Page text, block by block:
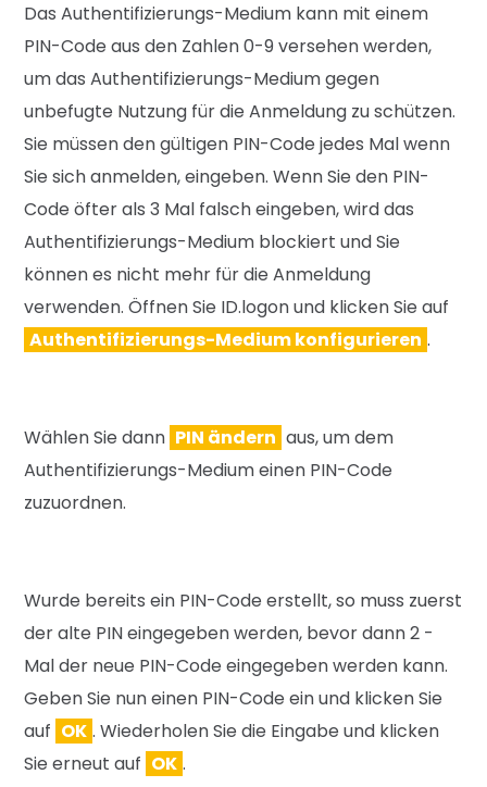
Das Authentifizierungs-Medium kann mit einem
PIN-Code aus den Zahlen 0-9versehen werden,
um das Authentifizierungs-Medium gegen
unbefugte Nutzung für die Anmeldung zu schützen.
Sie müssen den gültigen PIN-Code jedes Mal wenn
Sie sich anmelden, eingeben. Wenn Sieden PIN-
Code öfter als 3 Mal falsch eingeben, wird das
Authentifizierungs-Medium blockiert und Sie
können es nicht mehr fürdie Anmeldung
verwenden.Öffnen Sie ID.logon und klicken Sie auf
Authentifizierungs-Medium konfigurieren .
Wählen Sie dann PIN ändern aus, um dem
Authentifizierungs-Medium einen PIN-Code
zuzuordnen.
Wurde bereits ein PIN-Code erstellt, so muss zuerst
der alte PIN eingegeben werden, bevor dann 2 -
Mal der neue PIN-Code eingegeben werden kann.
Geben Sie nun einen PIN-Code ein und klicken Sie
auf OK . Wiederholen Sie die Eingabe und klicken
Sie erneut auf OK .